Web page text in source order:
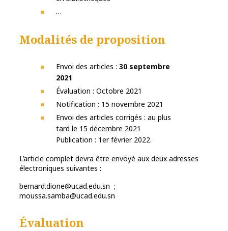
…
Modalités de proposition
Envoi des articles : 30 septembre
2021
Évaluation : Octobre 2021
Notification : 15 novembre 2021
Envoi des articles corrigés : au plus
tard le 15 décembre 2021
Publication : 1er février 2022.
L’article complet devra être envoyé aux deux adresses
électroniques suivantes :
bernard.dione@ucad.edu.sn ;
moussa.samba@ucad.edu.sn
Évaluation